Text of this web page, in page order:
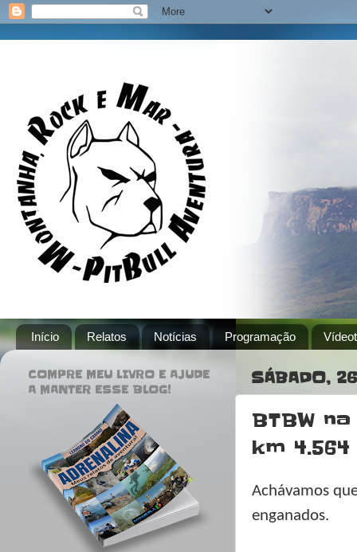
Início Relatos Notícias Programação
SÁBADO,
BTBW
km 4.564
Achávamos
enganados.
COMPRE MEU LIVRO E AJUDE
A MANTER ESSE BLOG!